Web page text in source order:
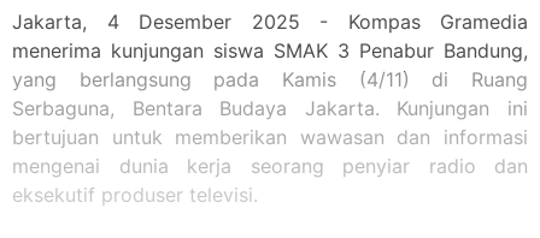
Jakarta, 4 Desember 2025 - Kompas Gramedia
menerima kunjungan siswa SMAK 3 Penabur Bandung,
yang berlangsung pada Kamis (4/11) di Ruang
Serbaguna, Bentara Budaya Jakarta. Kunjungan ini
bertujuan untuk memberikan wawasan dan informasi
mengenai dunia kerja seorang penyiar radio dan
eksekutif produser televisi.